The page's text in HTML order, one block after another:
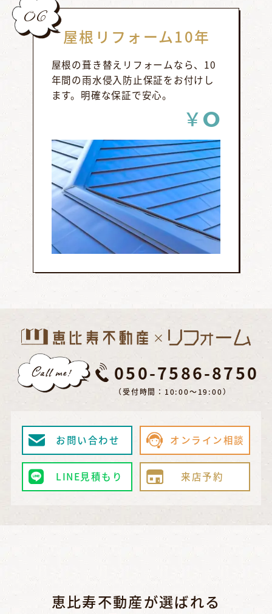
06
屋根リフォーム10年
屋根の葺き替えリフォームなら、10
年間の雨水侵入防止保証をお付けし
ます。明確な保証で安心。
￥0
050-7586-8750
（受付時間：10:00～19:00）
お問い合わせ オンライン相談
LINE見積もり 来店予約
恵比寿不動産が選ばれる